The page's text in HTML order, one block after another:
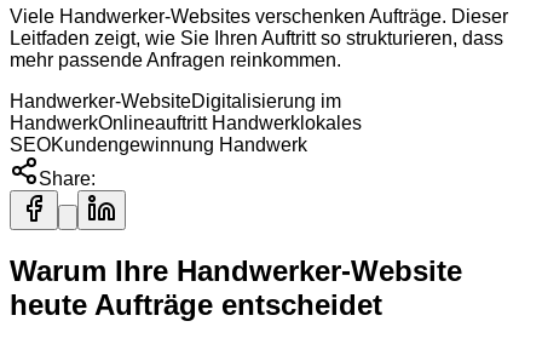
Viele Handwerker-Websites verschenken Aufträge. Dieser
Leitfaden zeigt, wie Sie Ihren Auftritt so strukturieren, dass
mehr passende Anfragen reinkommen.
Handwerker-WebsiteDigitalisierung im
HandwerkOnlineauftritt Handwerk lokales
SEOKundengewinnung Handwerk
Share:
Warum Ihre Handwerker-Website
heute Aufträge entscheidet